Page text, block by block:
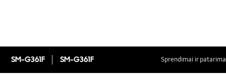
SM-G361F SM-G361F Sprendimai ir